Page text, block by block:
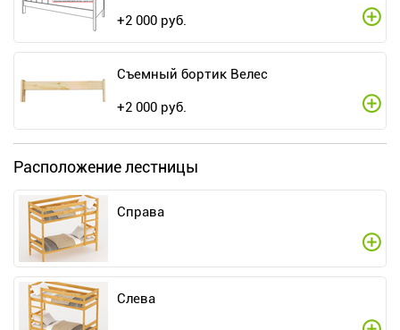
+2 000 руб.
Съемный бортик Велес
+2 000 руб.
Расположение лестницы
Справа
Слева